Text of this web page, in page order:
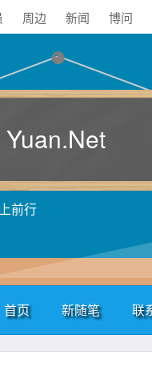
周边 新闻 博问
Yuan.Net
前行
首页 新随笔 联